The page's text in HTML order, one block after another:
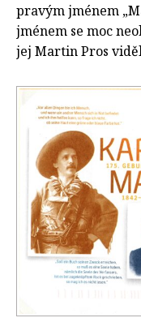
pravým jménem
jménem se moc
jej Martin Pros